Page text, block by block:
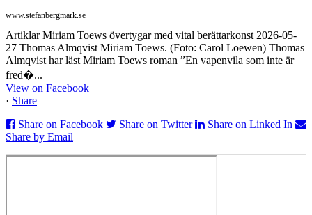
www.stefanbergmark.se
Artiklar Miriam Toews övertygar med vital berättarkonst 2026-05-
27 Thomas Almqvist Miriam Toews. (Foto: Carol Loewen) Thomas
Almqvist har läst Miriam Toews roman ”En vapenvila som inte är
fred�...
View on Facebook
· Share
Share on Facebook
Share on Twitter
Share on Linked In
Share by Email